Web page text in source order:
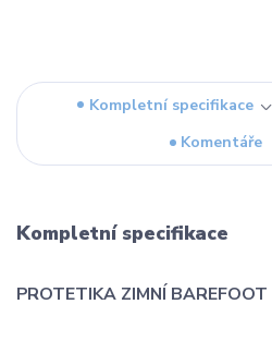
Kompletní specifikace
Komentáře
Kompletní specifikace
PROTETIKA ZIMNÍ